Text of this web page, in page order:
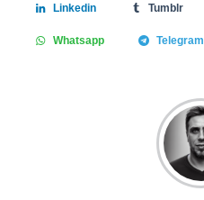
Linkedin Tumblr
Whatsapp Telegram